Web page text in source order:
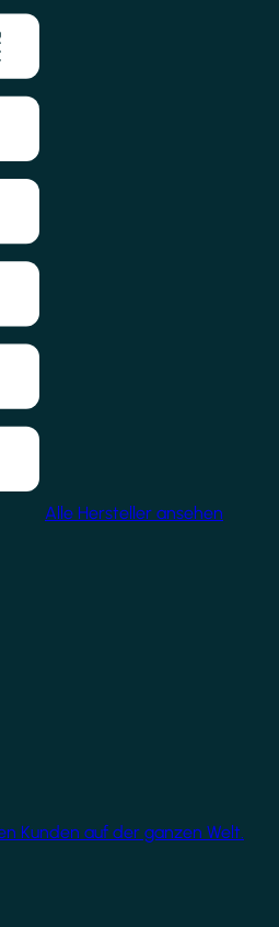
Alle Hersteller ansehen
Kunden auf der ganzen Welt.